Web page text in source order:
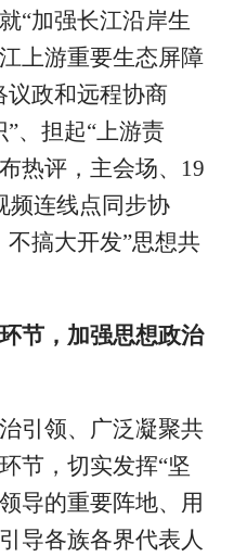
“加强长江沿岸生
上游重要生态屏障
议政和远程协商
、担起“上游责
热评，主会场、19
频连线点同步协
搞大开发”思想共
节，加强思想政治
引领、广泛凝聚共
节，切实发挥“坚
导的重要阵地、用
导各族各界代表人